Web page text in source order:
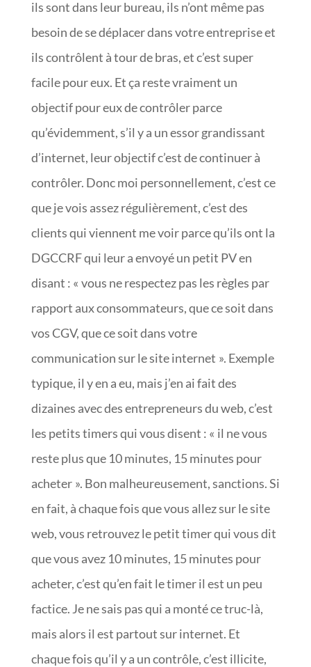
ils sont dans leur bureau, ils n’ont même pas
besoin de se déplacer dans votre entreprise et
ils contrôlent à tour de bras, et c’est super
facile pour eux. Et ça reste vraiment un
objectif pour eux de contrôler parce
qu’évidemment, s’il y a un essor grandissant
d’internet, leur objectif c’est de continuer à
contrôler. Donc moi personnellement, c’est ce
que je vois assez régulièrement, c’est des
clients qui viennent me voir parce qu’ils ont la
DGCCRF qui leur a envoyé un petit PV en
disant : « vous ne respectez pas les règles par
rapport aux consommateurs, que ce soit dans
vos CGV, que ce soit dans votre
communication sur le site internet ». Exemple
typique, il y en a eu, mais j’en ai fait des
dizaines avec des entrepreneurs du web, c’est
les petits timers qui vous disent : « il ne vous
reste plus que 10 minutes, 15 minutes pour
acheter ». Bon malheureusement, sanctions. Si
en fait, à chaque fois que vous allez sur le site
web, vous retrouvez le petit timer qui vous dit
que vous avez 10 minutes, 15 minutes pour
acheter, c’est qu’en fait le timer il est un peu
factice. Je ne sais pas qui a monté ce truc-là,
mais alors il est partout sur internet. Et
chaque fois qu’il y a un contrôle, c’est illicite,